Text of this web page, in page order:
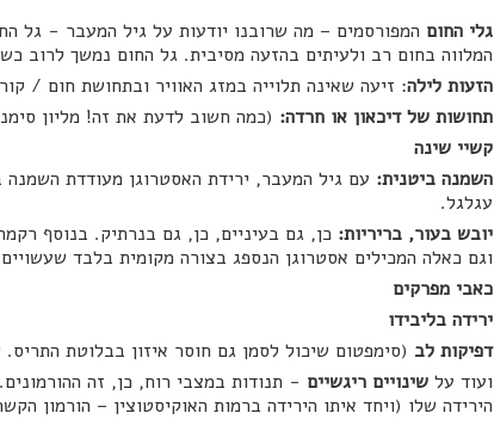
גלי החום המפורסמים – מה שרובנו יודעות על גיל המעבר - גל
המלווה בחום רב ולעיתים בהזעה מסיבית. גל החום נמשך לרוב
הזעות לילה: זיעה שאינה תלוייה במזג האוויר ובתחושת חום /
תחושות של דיכאון או חרדה: (כמה חשוב לדעת את זה! מליון
קשיי שינה
השמנה ביטנית: עם גיל המעבר, ירידת האסטרוגן מעודדת
עגלגל.
יובש בעור, בריריות: כן, גם בעיניים, כן, גם בנרתיק. בנוסף
וגם כאלה המכילים אסטרוגן הנספג בצורה מקומית בלבד
כאבי מפרקים
ירידה בליבידו
דפיקות לב (סימפטום שיכול לסמן גם חוסר איזון בבלוטת
ועוד על שינויים ריגשיים - תנודות במצבי רוח, כן, זה
הירידה שלו (ויחד איתו הירידה ברמות האוקיסטוצין – הורמון